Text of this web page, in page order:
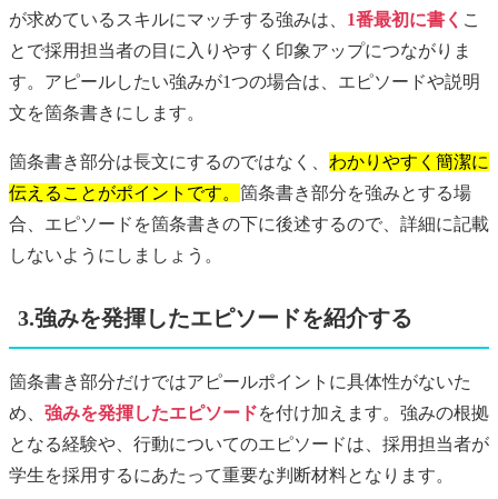
が求めているスキルにマッチする強みは、 1番最初に書く こ
とで採用担当者の目に入りやすく印象アップにつながりま
す。アピールしたい強みが1つの場合は、エピソードや説明
文を箇条書きにします。
箇条書き部分は長文にするのではなく、 わかりやすく簡潔に
伝えることがポイントです。 箇条書き部分を強みとする場
合、エピソードを箇条書きの下に後述するので、詳細に記載
しないようにしましょう。
3.強みを発揮したエピソードを紹介する
箇条書き部分だけではアピールポイントに具体性がないた
め、 強みを発揮したエピソードを付け加えます。強みの根拠
となる経験や、行動についてのエピソードは、採用担当者が
学生を採用するにあたって重要な判断材料となります。